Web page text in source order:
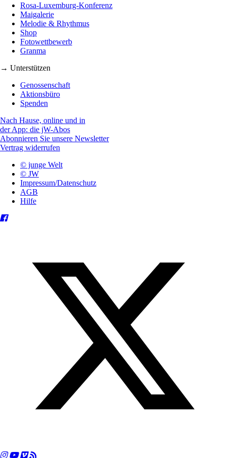
Rosa-Luxemburg-Konferenz
Maigalerie
Melodie & Rhythmus
Shop
Fotowettbewerb
Granma
→ Unterstützen
Genossenschaft
Aktionsbüro
Spenden
Nach Hause, online und in
der App: die jW-Abos
Abonnieren Sie unsere Newsletter
Vertrag widerrufen
© junge Welt
© JW
Impressum/Datenschutz
AGB
Hilfe